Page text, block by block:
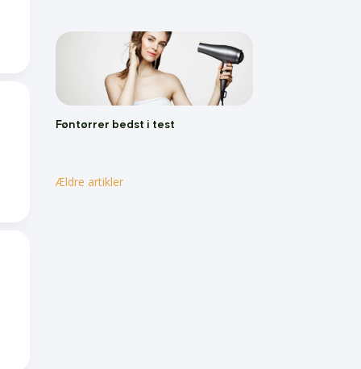
Føntørrer bedst i test
Ældre artikler